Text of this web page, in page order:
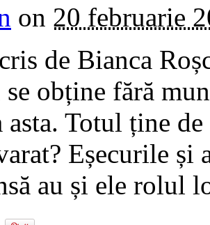
on 20 februarie
de Bianca
obține fără
asta. Totul ține
Eșecurile și
au și ele rolul